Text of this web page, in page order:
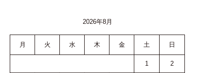
2026年8月
月 火 水 木 金 土 日
1 2